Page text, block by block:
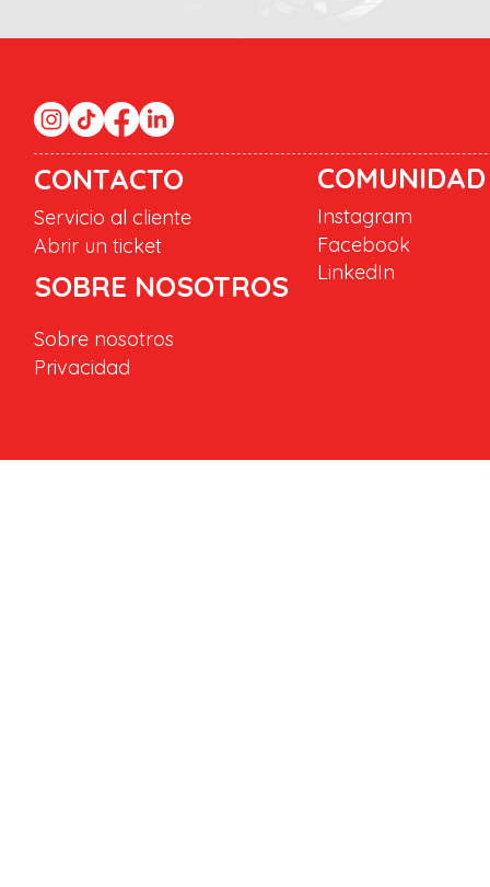
CONTACTO
Servicio al cliente
Abrir un ticket
SOBRE NOSOTROS
COMUNIDAD
Instagram
Facebook
LinkedIn
Sobre nosotros
Privacidad